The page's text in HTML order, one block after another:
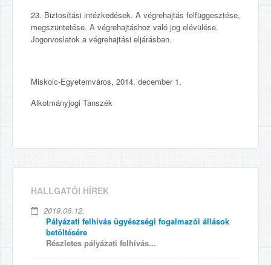
23. Biztosítási intézkedések. A végrehajtás felfüggesztése,
megszüntetése. A végrehajtáshoz való jog elévülése.
Jogorvoslatok a végrehajtási eljárásban.
Miskolc-Egyetemváros, 2014. december 1.
Alkotmányjogi Tanszék
HALLGATÓI HÍREK
2019.06.12.
Pályázati felhívás ügyészségi fogalmazói állások
betöltésére
Részletes pályázati felhívás...